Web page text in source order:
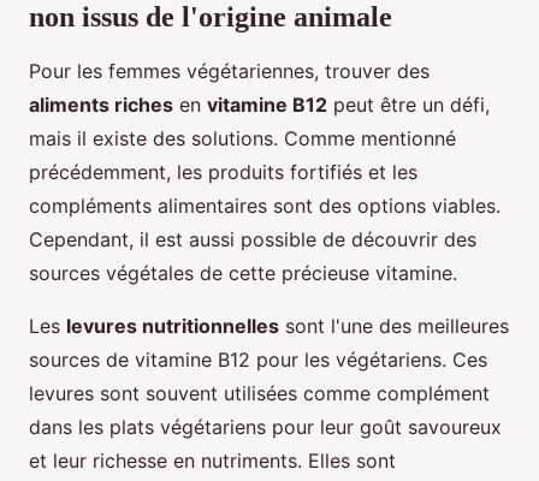
non issus de l'origine animale
Pour les femmes végétariennes, trouver des
aliments riches en vitamine B12 peut être un défi,
mais il existe des solutions. Comme mentionné
précédemment, les produits fortifiés et les
compléments alimentaires sont des options viables.
Cependant, il est aussi possible de découvrir des
sources végétales de cette précieuse vitamine.
Les levures nutritionnelles sont l'une des meilleures
sources de vitamine B12 pour les végétariens. Ces
levures sont souvent utilisées comme complément
dans les plats végétariens pour leur goût savoureux
et leur richesse en nutriments. Elles sont